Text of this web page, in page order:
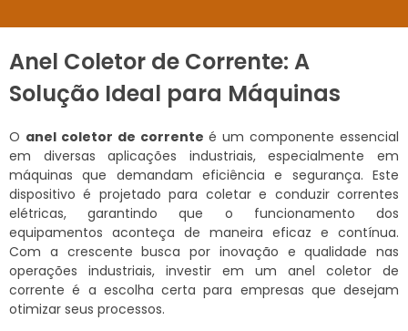
Anel Coletor de Corrente: A
Solução Ideal para Máquinas
O anel coletor de corrente é um componente essencial
em diversas aplicações industriais, especialmente em
máquinas que demandam eficiência e segurança. Este
dispositivo é projetado para coletar e conduzir correntes
elétricas, garantindo que o funcionamento dos
equipamentos aconteça de maneira eficaz e contínua.
Com a crescente busca por inovação e qualidade nas
operações industriais, investir em um anel coletor de
corrente é a escolha certa para empresas que desejam
otimizar seus processos.